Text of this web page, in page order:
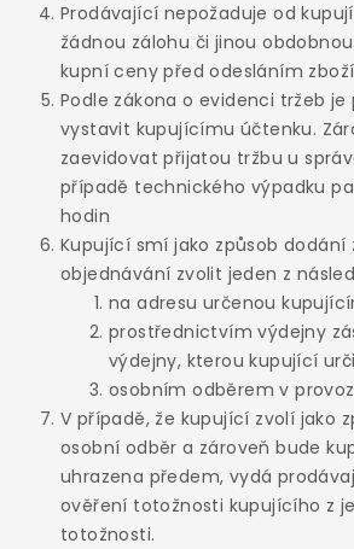
Prodávající nepožaduje od
žádnou zálohu či jinou
kupní ceny před odesláním
Podle zákona o evidenci tržeb
vystavit kupujícímu účtenku.
zaevidovat přijatou tržbu u
případě technického výpadku
hodin
Kupující smí jako způsob dodání
objednávání zvolit jeden z
na adresu určenou
prostřednictvím výdejny
výdejny, kterou kupující
osobním odběrem v
V případě, že kupující zvolí jako
osobní odběr a zároveň bude
uhrazena předem, vydá
ověření totožnosti kupujícího z
totožnosti.